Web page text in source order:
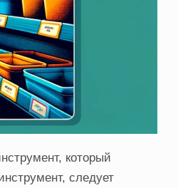
который
следует